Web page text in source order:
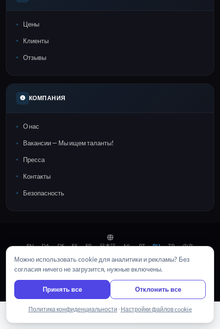
Цены
Клиенты
Отзывы
КОМПАНИЯ
О нас
Вакансии — Мы ищем таланты!
Пресса
Контакты
Безопасность
EN · DA · DE · ES · FR · 日本語 · NL · PT · RU · TR · 中文
© 2026 Sonix, Inc. | Brooklyn, NYC
Войти Карта сайта Политика конфиденциальности
Настройки файлов cookie
Написать нам
Можно использовать cookie для аналитики и рекламы? Без
согласия ничего не загрузится, нужные включены.
Принять все Отклонить все
Политика конфиденциальности · Настройки файлов cookie